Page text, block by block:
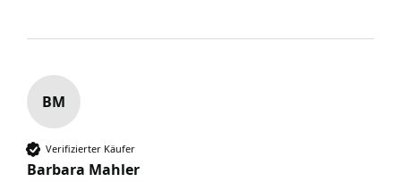
BM
Verifizierter Käufer
Barbara Mahler